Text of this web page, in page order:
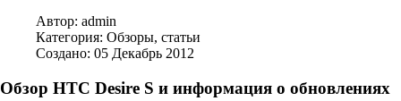
Автор: admin
Категория: Обзоры, статьи
Создано: 05 Декабрь 2012
Обзор HTC Desire S и информация о обновлениях